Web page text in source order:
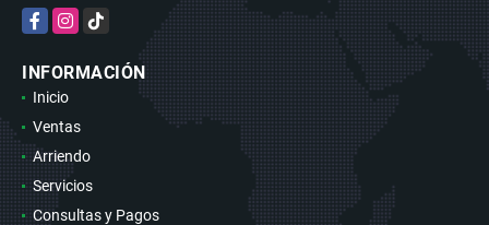
FacebookInstagram
TikTok
INFORMACIÓN
Inicio
Ventas
Arriendo
Servicios
Consultas y Pagos